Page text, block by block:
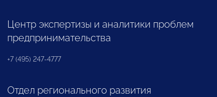
Центр экспертизы и аналитики проблем
предпринимательства
+7 (495) 247-4777
Отдел регионального развития